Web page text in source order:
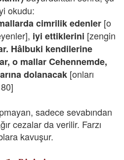
okudu:
cimrilik edenler [o
iyi ettiklerini [zengin
Hâlbuki kendilerine
o mallar Cehennemde,
dolanacak [onları
sadece sevabından
cezalar da verilir. Farzı
kavuşur.